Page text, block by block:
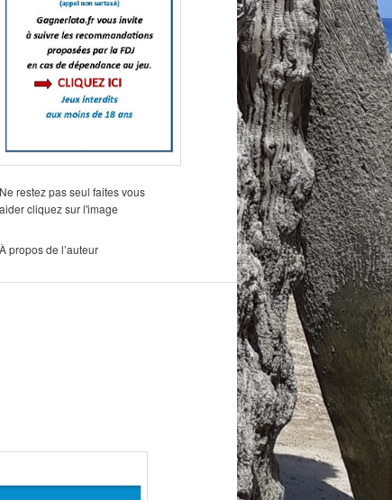
Ne restez pas seul faites vous
aider cliquez sur l'image
À propos de l’auteur